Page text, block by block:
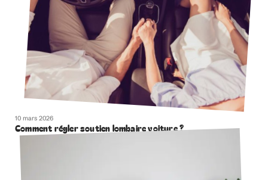
10 mars 2026
Comment régler soutien lombaire voiture ?